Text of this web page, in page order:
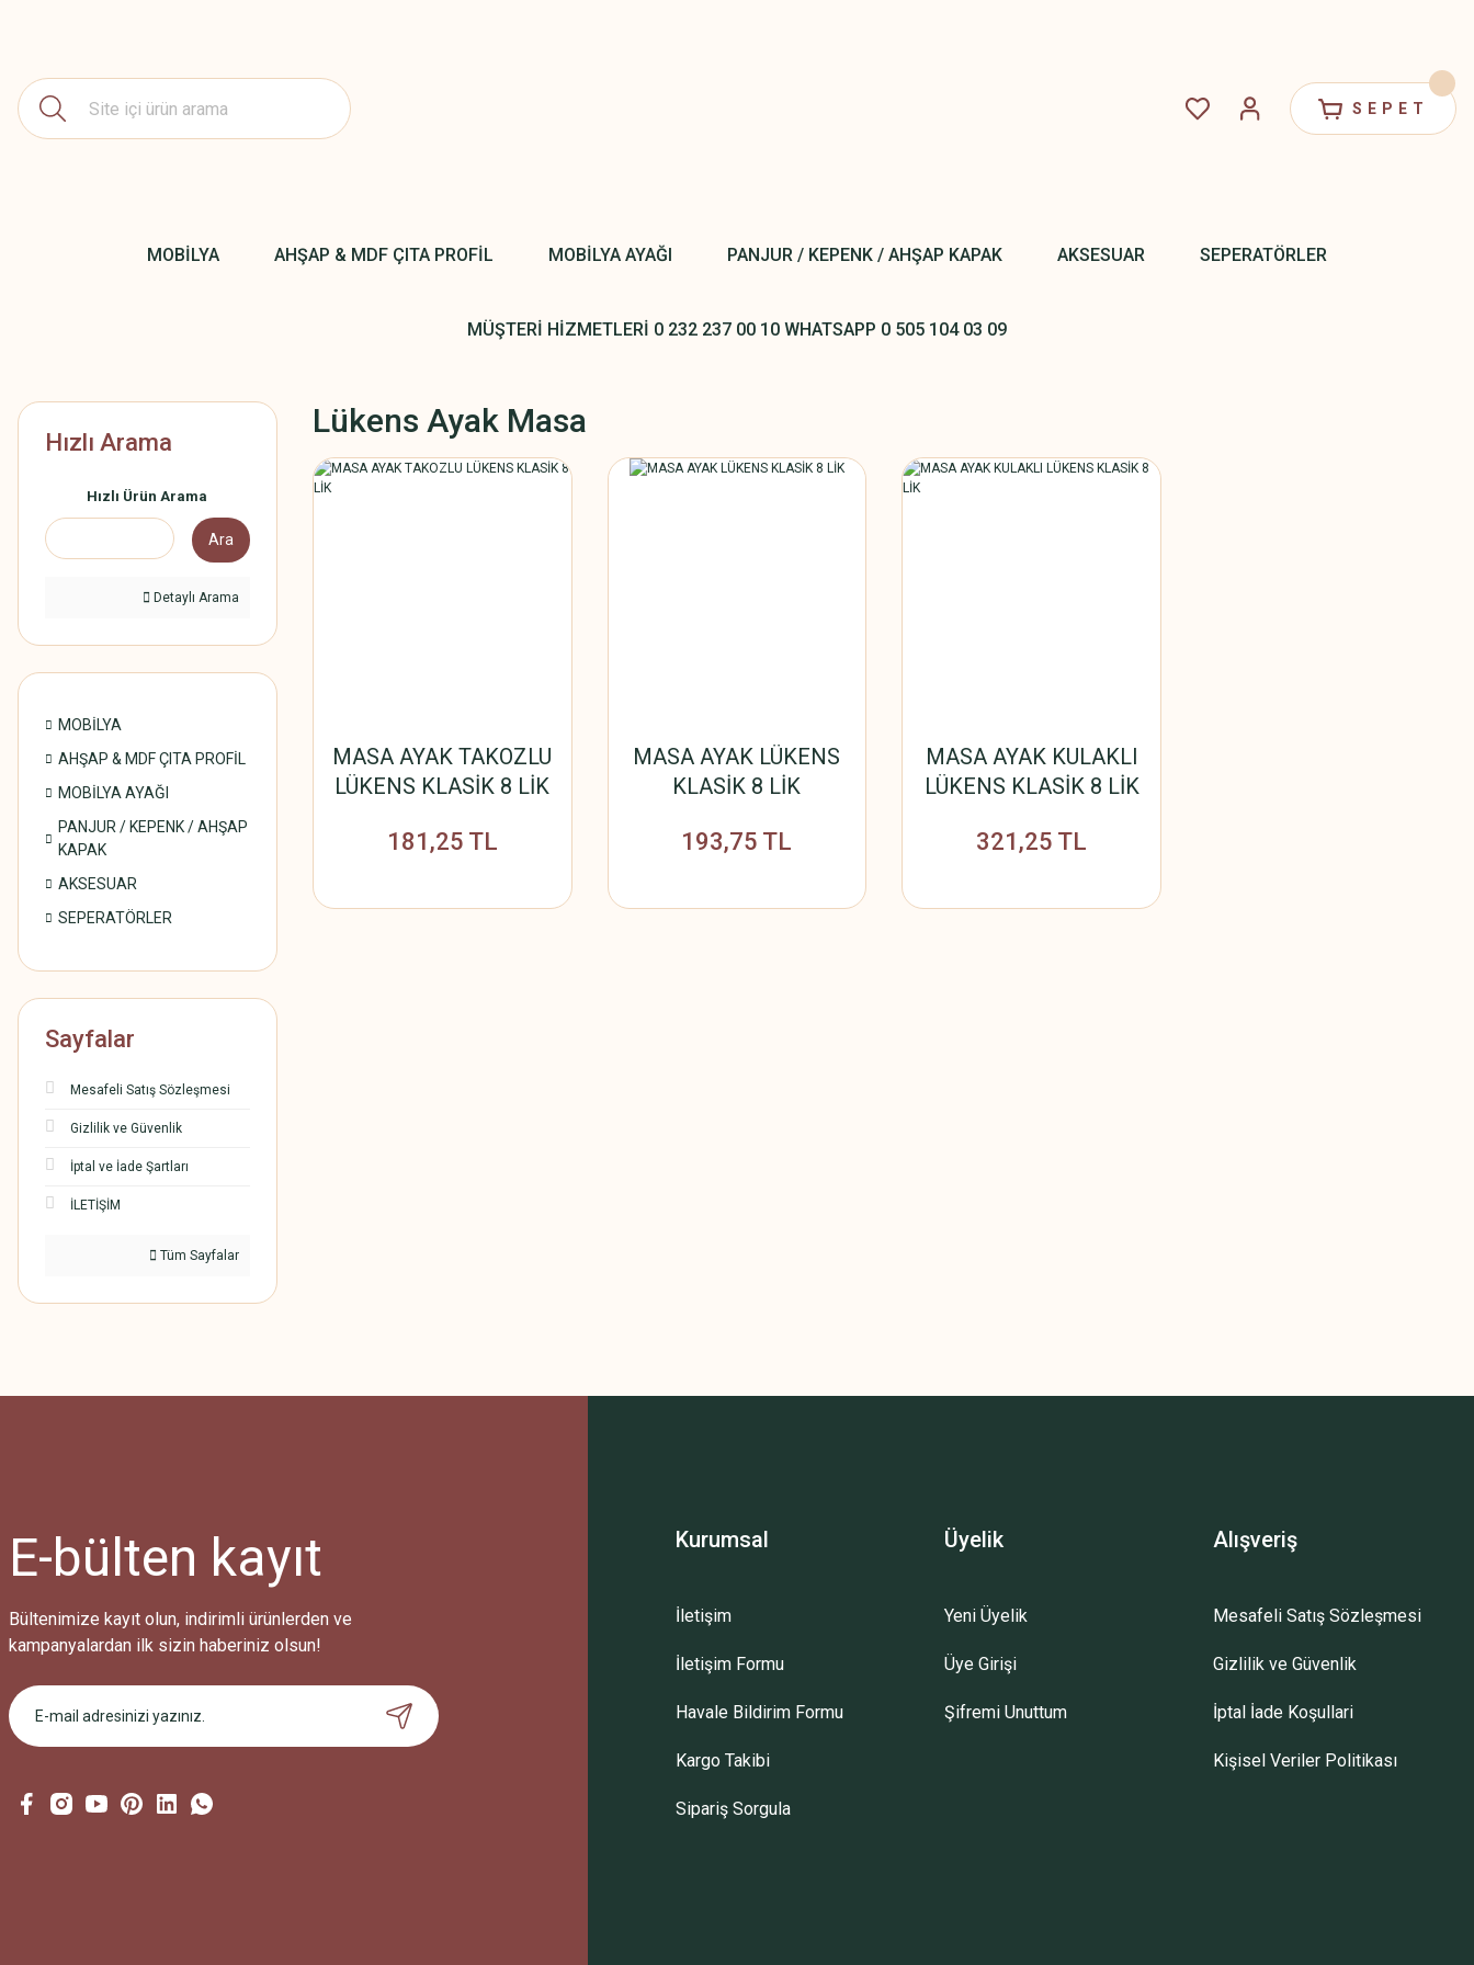
SEPET
MOBİLYA AHŞAP & MDF ÇITA PROFİL MOBİLYA AYAĞI PANJUR / KEPENK / AHŞAP KAPAK AKSESUAR SEPERATÖRLER
MÜŞTERİ HİZMETLERİ 0 232 237 00 10 WHATSAPP 0 505 104 03 09
Hızlı Arama
Hızlı Ürün Arama
Ara
Detaylı Arama
MOBİLYA
AHŞAP & MDF ÇITA PROFİL
MOBİLYA AYAĞI
PANJUR / KEPENK / AHŞAP
KAPAK
AKSESUAR
SEPERATÖRLER
Sayfalar
Mesafeli Satış Sözleşmesi
Gizlilik ve Güvenlik
İptal ve İade Şartları
İLETİŞİM
Tüm Sayfalar
Lükens Ayak Masa
MASA AYAK TAKOZLU
LÜKENS KLASİK 8 LİK
181,25 TL
MASA AYAK LÜKENS
KLASİK 8 LİK
193,75 TL
MASA AYAK KULAKLI
LÜKENS KLASİK 8 LİK
321,25 TL
E-bülten kayıt
Bültenimize kayıt olun, indirimli ürünlerden ve
kampanyalardan ilk sizin haberiniz olsun!
Kurumsal
İletişim
İletişim Formu
Havale Bildirim Formu
Kargo Takibi
Sipariş Sorgula
Üyelik
Yeni Üyelik
Üye Girişi
Şifremi Unuttum
Alışveriş
Mesafeli Satış Sözleşmesi
Gizlilik ve Güvenlik
İptal İade Koşullari
Kişisel Veriler Politikası